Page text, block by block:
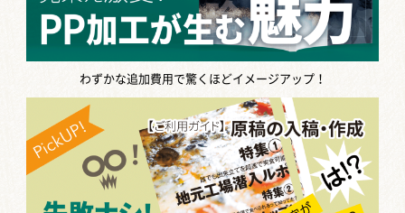
わずかな追加費用で驚くほどイメージアップ！